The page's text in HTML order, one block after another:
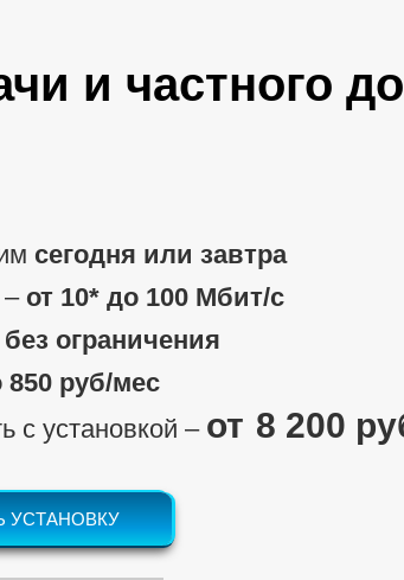
и частного
сегодня или завтра
‒ от 10* до 100 Мбит/c
без ограничения
850 руб/мес
с установкой ‒
8 200
УСТАНОВКУ